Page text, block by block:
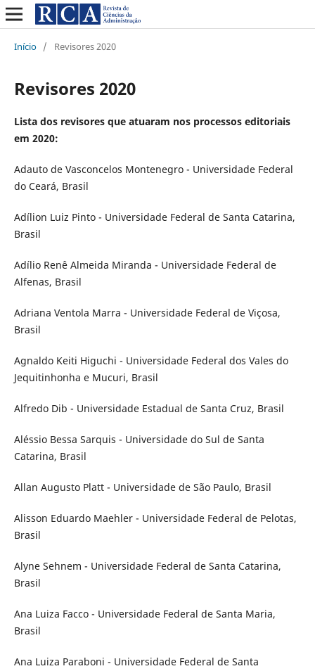
Início / Revisores 2020
Revisores 2020
Lista dos revisores que atuaram nos processos editoriais
em 2020:
Adauto de Vasconcelos Montenegro - Universidade Federal
do Ceará, Brasil
Adílion Luiz Pinto - Universidade Federal de Santa Catarina,
Brasil
Adílio Renê Almeida Miranda - Universidade Federal de
Alfenas, Brasil
Adriana Ventola Marra - Universidade Federal de Viçosa,
Brasil
Agnaldo Keiti Higuchi - Universidade Federal dos Vales do
Jequitinhonha e Mucuri, Brasil
Alfredo Dib - Universidade Estadual de Santa Cruz, Brasil
Aléssio Bessa Sarquis - Universidade do Sul de Santa
Catarina, Brasil
Allan Augusto Platt - Universidade de São Paulo, Brasil
Alisson Eduardo Maehler - Universidade Federal de Pelotas,
Brasil
Alyne Sehnem - Universidade Federal de Santa Catarina,
Brasil
Ana Luiza Facco - Universidade Federal de Santa Maria,
Brasil
Ana Luiza Paraboni - Universidade Federal de Santa